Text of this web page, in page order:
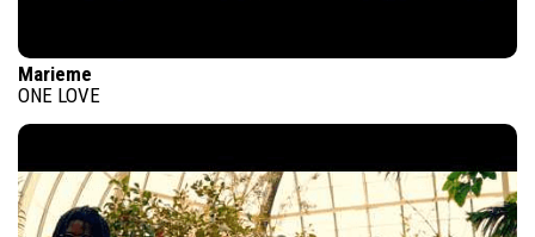
Marieme
ONE LOVE